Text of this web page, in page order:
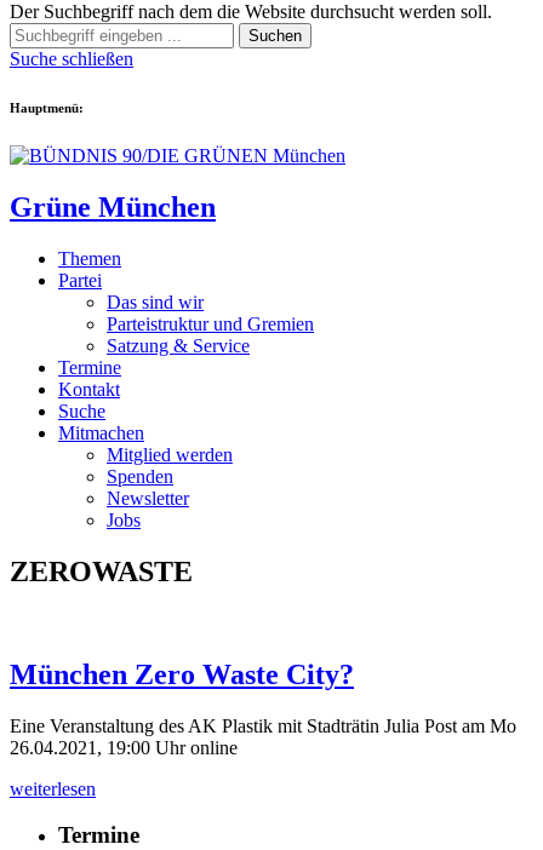
Der Suchbegriff nach dem die Website durchsucht werden soll.
Suchen
Suche schließen
Hauptmenü:
Grüne München
Themen
Partei
Das sind wir
Parteistruktur und Gremien
Satzung & Service
Termine
Kontakt
Suche
Mitmachen
Mitglied werden
Spenden
Newsletter
Jobs
ZEROWASTE
München Zero Waste City?
Eine Veranstaltung des AK Plastik mit Stadträtin Julia Post am Mo
26.04.2021, 19:00 Uhr online
weiterlesen
Termine